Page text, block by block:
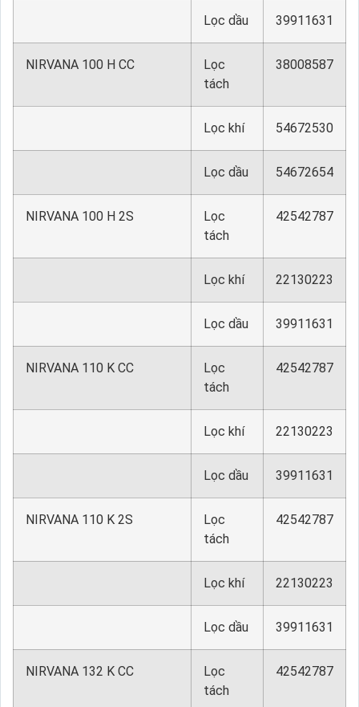
Lọc dầu 39911631
NIRVANA 100 H CC
Lọc
tách
38008587
Lọc khí 54672530
Lọc dầu 54672654
NIRVANA 100 H 2S
Lọc
tách
42542787
Lọc khí 22130223
Lọc dầu 39911631
NIRVANA 110 K CC
Lọc
tách
42542787
Lọc khí 22130223
Lọc dầu 39911631
NIRVANA 110 K 2S
Lọc
tách
42542787
Lọc khí 22130223
Lọc dầu 39911631
NIRVANA 132 K CC
Lọc
tách
42542787